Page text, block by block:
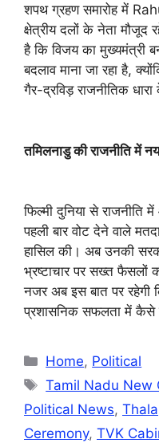
शपथ ग्रहण समारोह में
क्षेत्रीय दलों के नेता मौजूद
है कि विजय का मुख्यमंत्री
बदलाव माना जा रहा है,
गैर-द्रविड़ राजनीतिक
तमिलनाडु की राजनीति में
फिल्मी दुनिया से
पहली बार वोट देने वाले
हासिल की। अब उनकी
भ्रष्टाचार पर सख्त फैसलों
नजर अब इस बात पर रहेगी
प्रशासनिक सफलता में कैसे
Categories
Home, Political
Tags
Tamil Nadu New
Political News,
Ceremony, TVK